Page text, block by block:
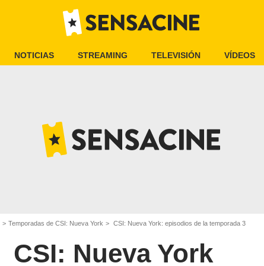
NOTICIAS STREAMING TELEVISIÓN VÍDEOS
Temporadas de CSI: Nueva York CSI: Nueva York: episodios de la temporada 3
CSI: Nueva York